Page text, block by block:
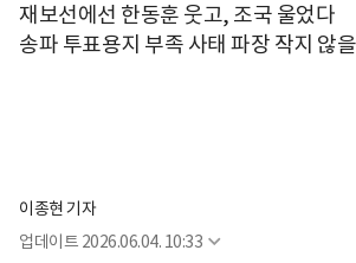
재보선에선 한동훈 웃고, 조국 울었다
송파 투표용지 부족 사태 파장 작지 않
이종현 기자
업데이트 2026.06.04. 10:33